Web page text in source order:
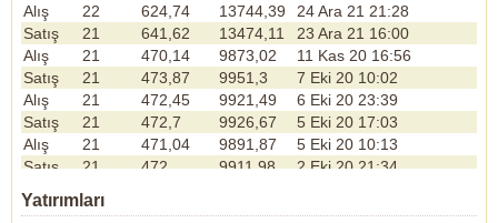
Alış
22 624,74 13744,39
24 Ara 21 21:28
Satış
21 641,62 13474,11
23 Ara 21 16:00
Alış
21 470,14 9873,02
11 Kas 20 16:56
Satış
21 473,87 9951,3
7 Eki 20 10:02
Alış
21 472,45 9921,49
6 Eki 20 23:39
Satış
21 472,7 9926,67
5 Eki 20 17:03
Alış
21 471,04 9891,87
5 Eki 20 10:13
Satış
21 472 9911,98
2 Eki 20 21:34
Satış
21
Yatırımları